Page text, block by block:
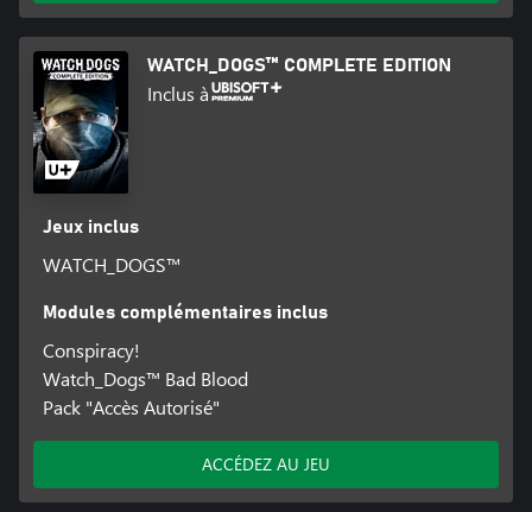
WATCH_DOGS™ COMPLETE EDITION
Inclus à
Jeux inclus
WATCH_DOGS™
Modules complémentaires inclus
Conspiracy!
Watch_Dogs™ Bad Blood
Pack "Accès Autorisé"
ACCÉDEZ AU JEU